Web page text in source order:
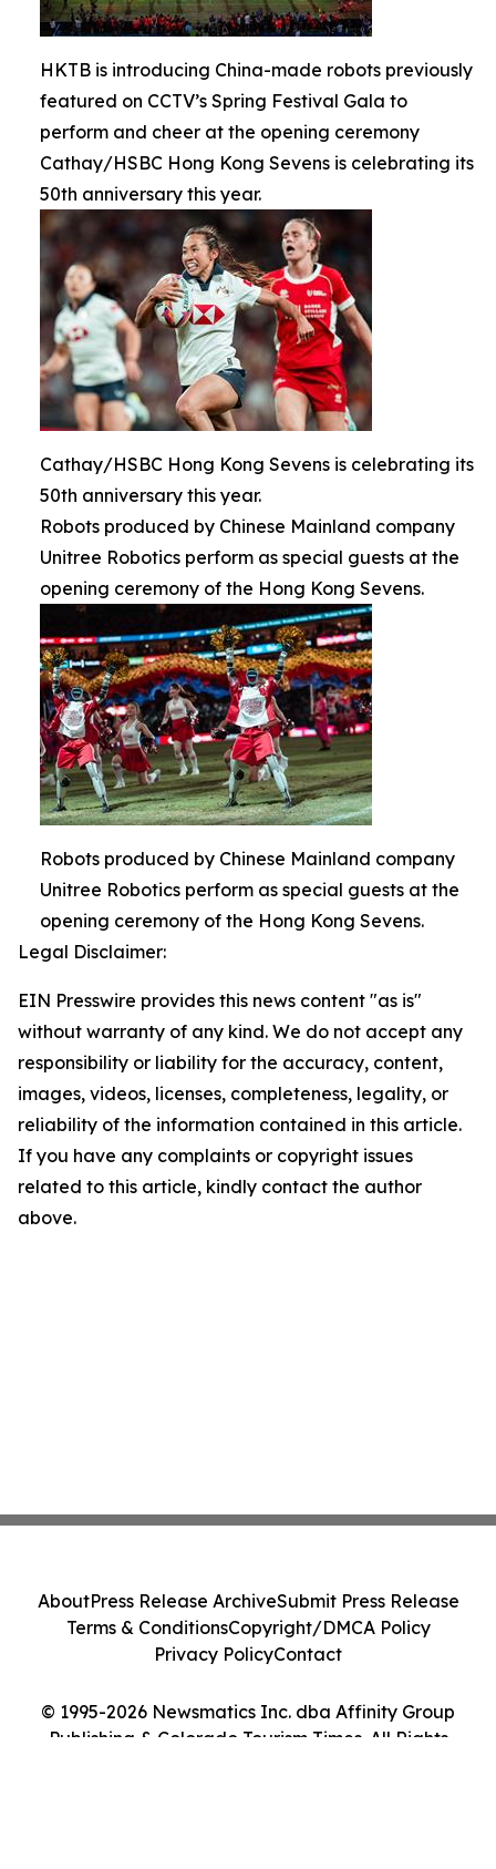
HKTB is introducing China-made robots previously
featured on CCTV’s Spring Festival Gala to
perform and cheer at the opening ceremony
Cathay/HSBC Hong Kong Sevens is celebrating its
50th anniversary this year.
Cathay/HSBC Hong Kong Sevens is celebrating its
50th anniversary this year.
Robots produced by Chinese Mainland company
Unitree Robotics perform as special guests at the
opening ceremony of the Hong Kong Sevens.
Robots produced by Chinese Mainland company
Unitree Robotics perform as special guests at the
opening ceremony of the Hong Kong Sevens.
Legal Disclaimer:
EIN Presswire provides this news content "as is"
without warranty of any kind. We do not accept any
responsibility or liability for the accuracy, content,
images, videos, licenses, completeness, legality, or
reliability of the information contained in this article.
If you have any complaints or copyright issues
related to this article, kindly contact the author
above.
© 1995-2026 Newsmatics Inc. dba Affinity Group
Publishing & Colorado Tourism Times. All Rights
AboutPress Release ArchiveSubmit Press Release
Terms & ConditionsCopyright/DMCA Policy
Privacy PolicyContact